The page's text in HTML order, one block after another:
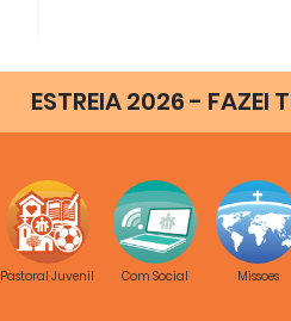
ESTREIA 2026 - FAZEI
Pastoral Juvenil Com Social Missoes